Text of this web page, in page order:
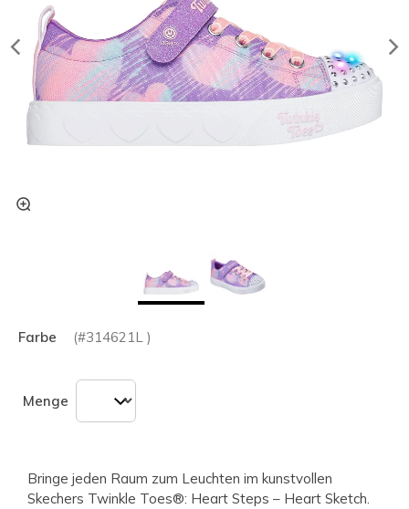
Farbe (#314621L )
Menge
Bringe jeden Raum zum Leuchten im kunstvollen
Skechers Twinkle Toes®: Heart Steps – Heart Sketch.